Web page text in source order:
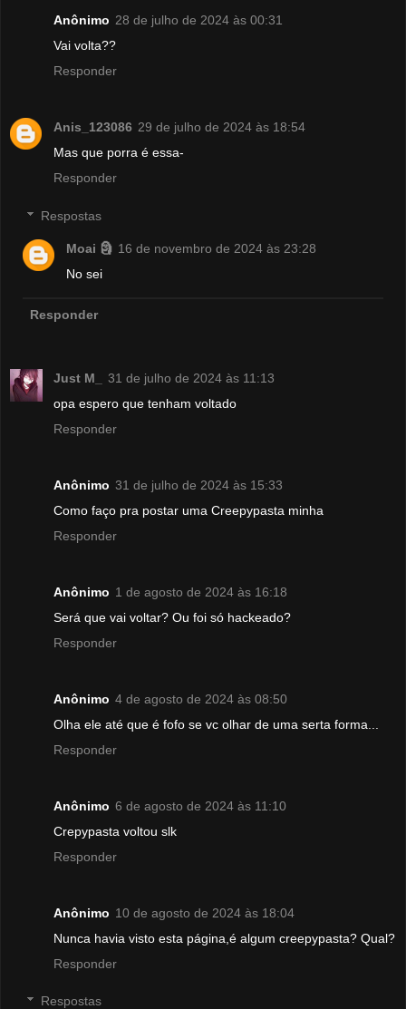
Anônimo 28 de julho de 2024 às 00:31
Vai volta??
Responder
Anis_123086 29 de julho de 2024 às 18:54
Mas que porra é essa-
Responder
Respostas
Moai 🗿 16 de novembro de 2024 às 23:28
No sei
Responder
Just M_
31 de julho de 2024 às 11:13
opa espero que tenham voltado
Responder
Anônimo 31 de julho de 2024 às 15:33
Como faço pra postar uma Creepypasta minha
Responder
Anônimo 1 de agosto de 2024 às 16:18
Será que vai voltar? Ou foi só hackeado?
Responder
Anônimo 4 de agosto de 2024 às 08:50
Olha ele até que é fofo se vc olhar de uma serta forma...
Responder
Anônimo 6 de agosto de 2024 às 11:10
Crepypasta voltou slk
Responder
Anônimo 10 de agosto de 2024 às 18:04
Nunca havia visto esta página,é algum creepypasta? Qual?
Responder
Respostas